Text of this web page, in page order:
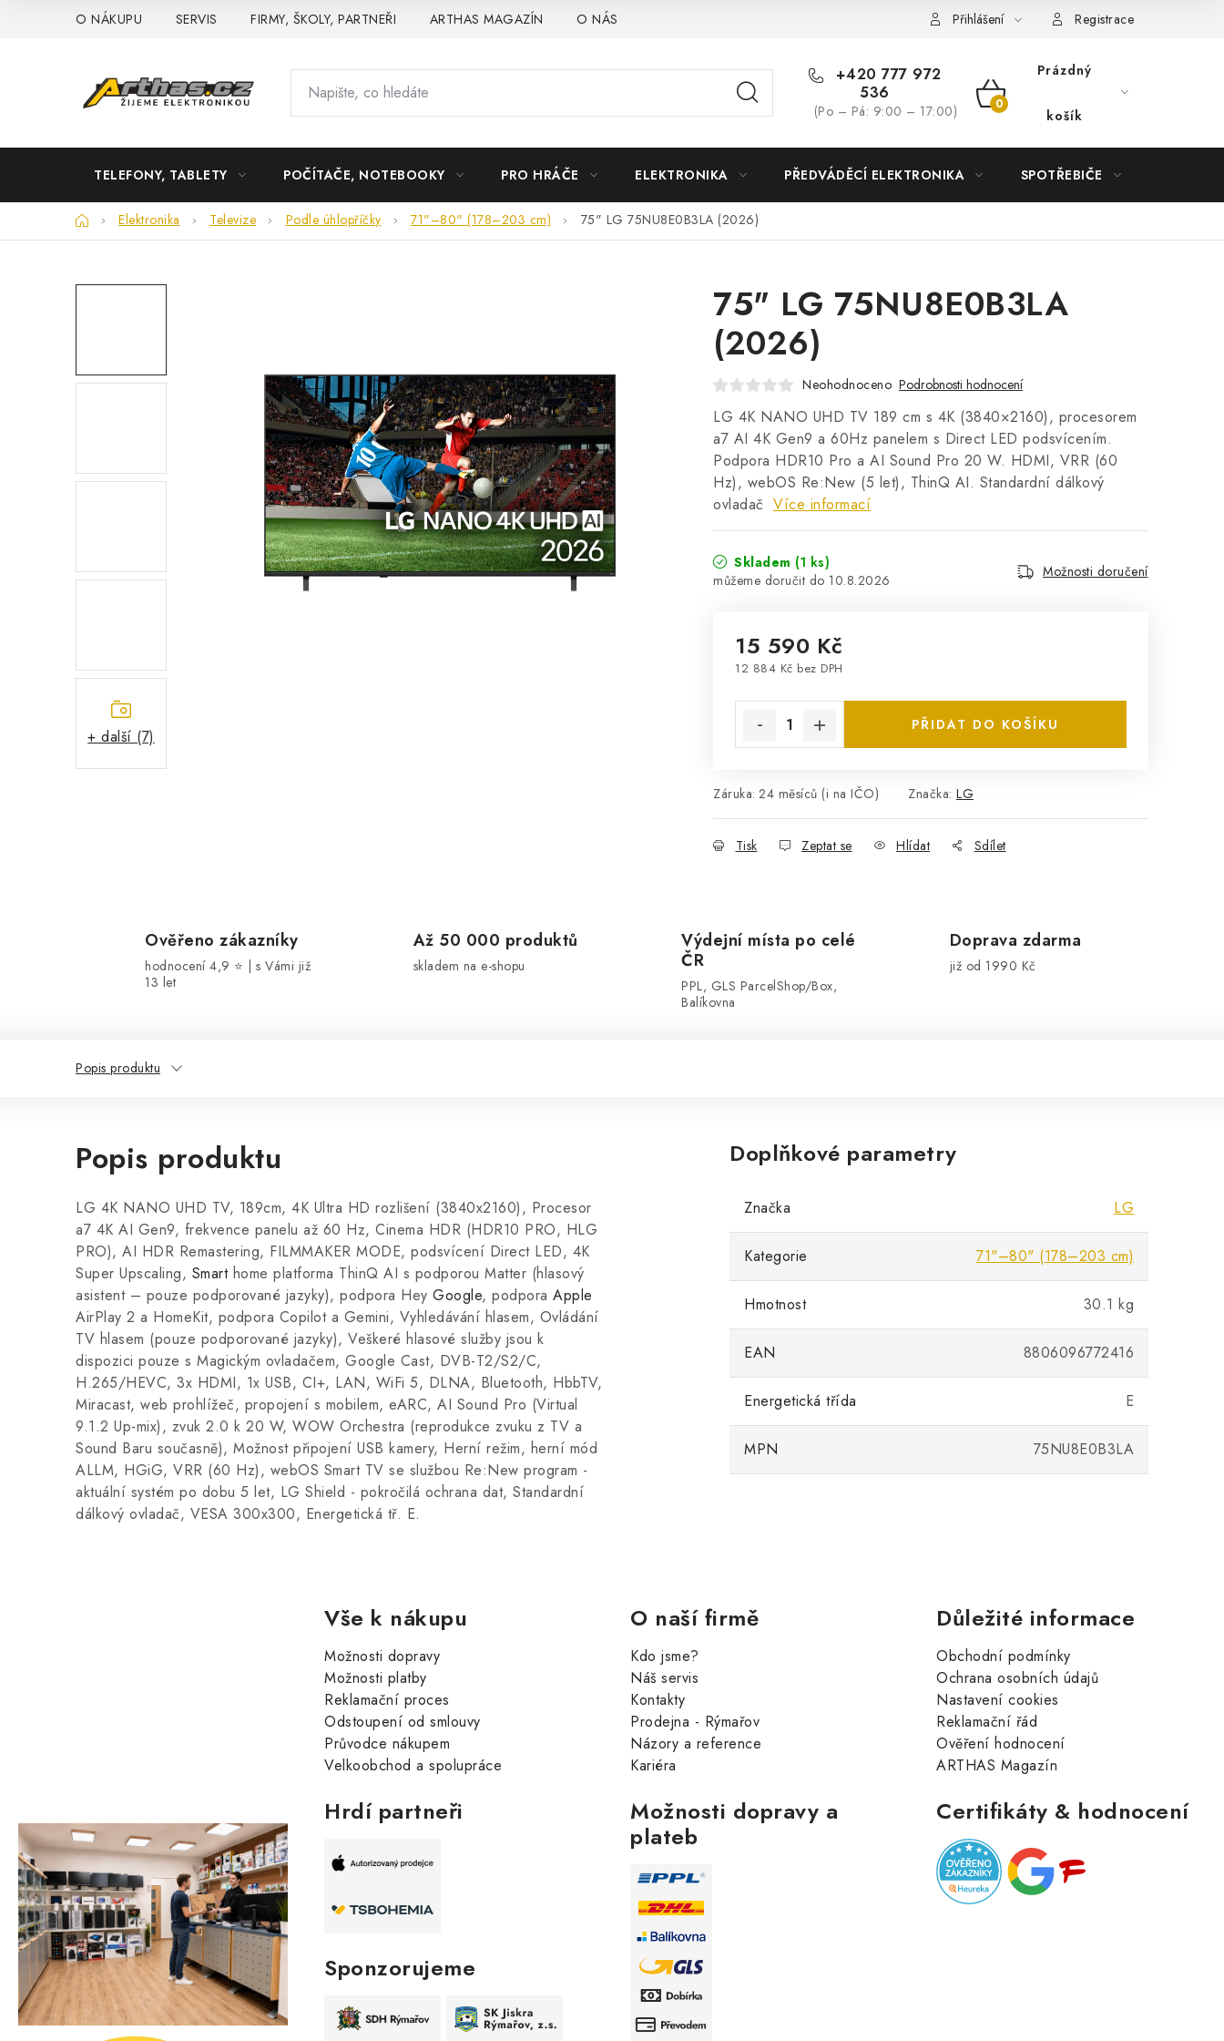
O NÁKUPU SERVIS FIRMY, ŠKOLY, PARTNEŘI ARTHAS MAGAZÍN O NÁS Přihlášení Registrace
+420 777 972
536
(Po – Pá: 9:00 – 17:00)
NÁKUPNÍ
Prázdný
košík
TELEFONY, TABLETY POČÍTAČE, NOTEBOOKY PRO HRÁČE ELEKTRONIKA PŘEDVÁDĚCÍ ELEKTRONIKA SPOTŘEBIČE
DomůElektronika Televize Podle úhlopříčky 71"–80" (178–203 cm) 75" LG 75NU8E0B3LA (2026)
+ další (7)
75" LG 75NU8E0B3LA
(2026)
Neohodnoceno Podrobnosti hodnocení
LG 4K NANO UHD TV 189 cm s 4K (3840×2160), procesorem
a7 AI 4K Gen9 a 60Hz panelem s Direct LED podsvícením.
Podpora HDR10 Pro a AI Sound Pro 20 W. HDMI, VRR (60
Hz), webOS Re:New (5 let), ThinQ AI. Standardní dálkový
ovladač Více informací
Skladem (1 ks)
10.8.2026
Možnosti doručení
15 590 Kč
12 884 Kč bez DPH
PŘIDAT DO KOŠÍKU
Záruka: 24 měsíců (i na IČO) Značka: LG
Tisk Zeptat se Hlídat Sdílet
Ověřeno zákazníky
hodnocení 4,9 ⭐ | s Vámi již
13 let
Až 50 000 produktů
skladem na e-shopu
Výdejní místa po celé
ČR
PPL, GLS ParcelShop/Box,
Balíkovna
Doprava zdarma
již od 1990 Kč
Popis produktu
Popis produktu
LG 4K NANO UHD TV, 189cm, 4K Ultra HD rozlišení (3840x2160), Procesor
a7 4K AI Gen9, frekvence panelu až 60 Hz, Cinema HDR (HDR10 PRO, HLG
PRO), AI HDR Remastering, FILMMAKER MODE, podsvícení Direct LED, 4K
Super Upscaling, Smarthome platforma ThinQ AI s podporou Matter (hlasový
asistent – pouze podporované jazyky), podpora Hey Google, podpora Apple
AirPlay 2 a HomeKit, podpora Copilot a Gemini, Vyhledávání hlasem, Ovládání
TV hlasem (pouze podporované jazyky), Veškeré hlasové služby jsou k
dispozici pouze s Magickým ovladačem, Google Cast, DVB-T2/S2/C,
H.265/HEVC, 3x HDMI, 1x USB, CI+, LAN, WiFi 5, DLNA, Bluetooth, HbbTV,
Miracast, web prohlížeč, propojení s mobilem, eARC, AI Sound Pro (Virtual
9.1.2 Up-mix), zvuk 2.0 k 20 W, WOW Orchestra (reprodukce zvuku z TV a
Sound Baru současně), Možnost připojení USB kamery, Herní režim, herní mód
ALLM, HGiG, VRR (60 Hz), webOS Smart TV se službou Re:New program -
aktuální systém po dobu 5 let, LG Shield - pokročilá ochrana dat, Standardní
dálkový ovladač, VESA 300x300, Energetická tř. E.
Doplňkové parametry
Značka LG
Kategorie 71"–80" (178–203 cm)
Hmotnost 30.1 kg
EAN 8806096772416
Energetická třída E
MPN 75NU8E0B3LA
Vše k nákupu
Možnosti dopravy
Možnosti platby
Reklamační proces
Odstoupení od smlouvy
Průvodce nákupem
Velkoobchod a spolupráce
O naší firmě
Kdo jsme?
Náš servis
Kontakty
Prodejna - Rýmařov
Názory a reference
Kariéra
Důležité informace
Obchodní podmínky
Ochrana osobních údajů
Nastavení cookies
Reklamační řád
Ověření hodnocení
ARTHAS Magazín
Hrdí partneři
Sponzorujeme
Možnosti dopravy a
plateb
Certifikáty & hodnocení